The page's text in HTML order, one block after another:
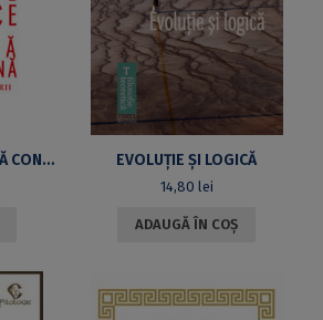
IDEI FILOSOFICE ȘI ARTĂ CONTEMPORANĂ. TRADUCERI ȘI COMENTARII EVOLUȚIE ȘI LOGICĂ
14,80 lei
ADAUGĂ ÎN COȘ